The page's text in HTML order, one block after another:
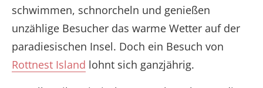
schwimmen, schnorcheln und genießen
unzählige Besucher das warme Wetter auf der
paradiesischen Insel. Doch ein Besuch von
Rottnest Island lohnt sich ganzjährig.